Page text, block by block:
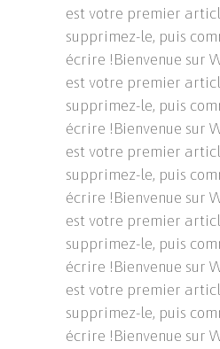
est votre premier
supprimez-le, puis
écrire !Bienvenue sur
est votre premier
supprimez-le, puis
écrire !Bienvenue sur
est votre premier
supprimez-le, puis
écrire !Bienvenue sur
est votre premier
supprimez-le, puis
écrire !Bienvenue sur
est votre premier
supprimez-le, puis
écrire !Bienvenue sur